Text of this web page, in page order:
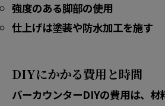
強度のある脚部の使用
仕上げは塗装や防水加工を施す
DIYにかかる費用と時間
バーカウンターDIYの費用は、材